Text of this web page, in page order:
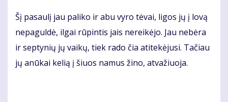
Šį pa­sau­lį jau pa­li­ko ir abu vy­ro tė­vai, li­gos jų į lo­vą
ne­pa­gul­dė, il­gai rū­pin­tis jais ne­rei­kė­jo. Jau ne­bė­ra
ir sep­ty­nių jų vai­kų, tiek ra­do čia ati­te­kė­ju­si. Ta­čiau
jų anū­kai ke­lią į šiuos na­mus ži­no, at­va­žiuo­ja.